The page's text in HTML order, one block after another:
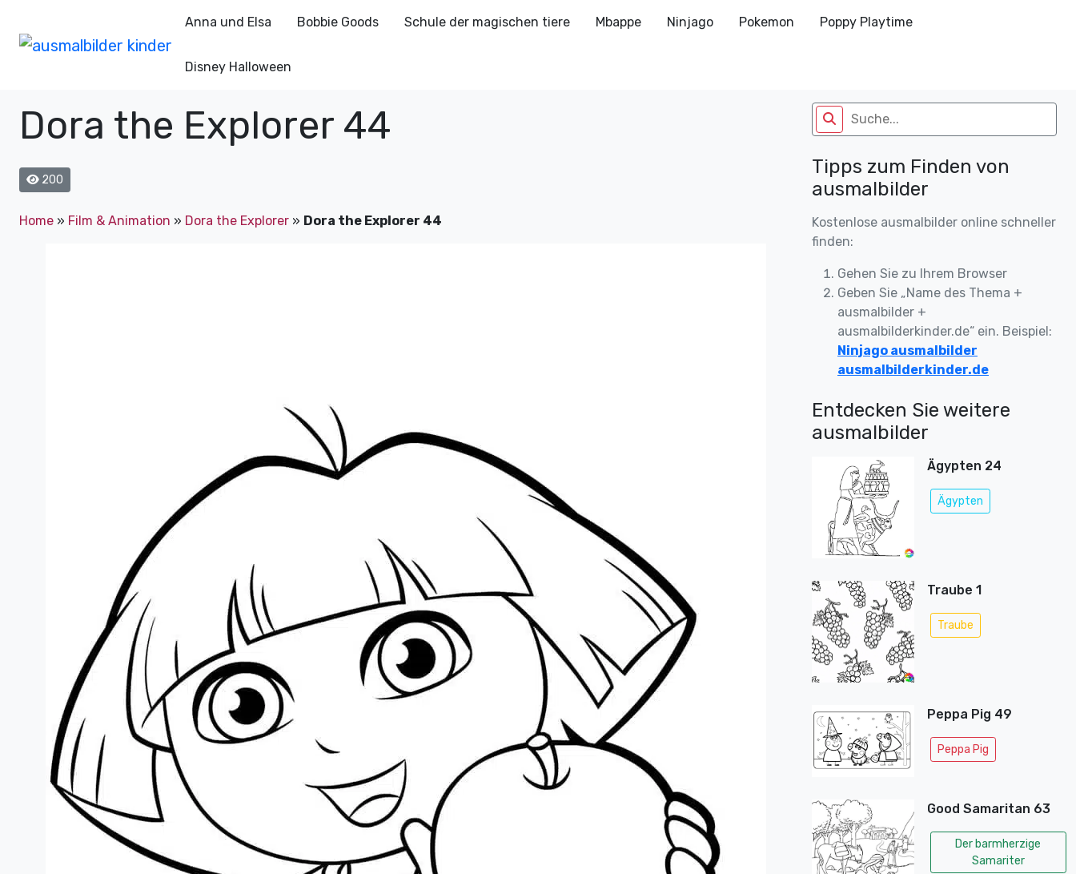
Anna und Elsa Bobbie Goods Schule der magischen tiere Mbappe Ninjago Pokemon Poppy Playtime
Disney Halloween
Dora the Explorer 44
200
Home » Film & Animation » Dora the Explorer » Dora the Explorer 44
Tipps zum Finden von
ausmalbilder
Kostenlose ausmalbilder online schneller
finden:
Gehen Sie zu Ihrem Browser
Geben Sie „Name des Thema +
ausmalbilder +
ausmalbilderkinder.de“ ein. Beispiel:
Ninjago ausmalbilder
ausmalbilderkinder.de
Entdecken Sie weitere
ausmalbilder
Ägypten 24
Ägypten
Traube 1
Traube
Peppa Pig 49
Peppa Pig
Good Samaritan 63
Der barmherzige
Samariter